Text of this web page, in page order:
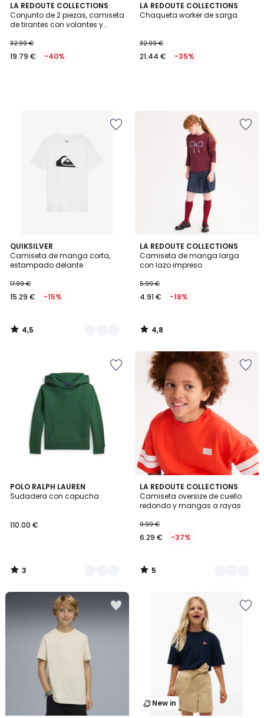
LA REDOUTE COLLECTIONS
Conjunto de 2 piezas, camiseta
de tirantes con volantes y
32.99 €
19.79 € -40%
LA REDOUTE COLLECTIONS
Chaqueta worker de sarga
32.99 €
21.44 € -35%
QUIKSILVER
Camiseta de manga corta,
estampado delante
17.99 €
15.29 € -15%
4,5
/ 5
3
Colores
4,5
/
LA REDOUTE COLLECTIONS
Camiseta de manga larga
con lazo impreso
5.99 €
4.91 € -18%
4,8
/ 5
4,8
/
POLO RALPH LAUREN
Sudadera con capucha
110.00 €
3
/
2
Colores
3
/
LA REDOUTE COLLECTIONS
Camiseta oversize de cuello
redondo y mangas a rayas
9.99 €
6.29 € -37%
5
/
5
2
Colores
5
/
New in